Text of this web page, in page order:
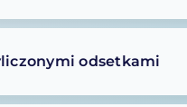
odsetkami